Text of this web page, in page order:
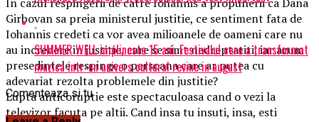
Girbovan sa preia ministerul justitie, ce sentiment fata de
Iohannis credeti ca vor avea milioanele de oameni care nu
au incredere in justitie, care se simt nedreptatiti, iar acum
presedintele respinge o persoana care ar putea cu
adevariat rezolta problemele din justitie?
Lupta anticoruptie este spectaculoasa cand o vezi la
televizor facuta pe altii. Cand insa tu insuti, insa, esti
SUMMER WELL implineste 15 ani. Festivalul care a transformat
muzica intr-un univers cultural revine in august
Comenteaza si tu